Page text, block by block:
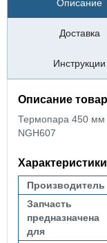
Описание
Доставка
Инструкции
Описание
Термопара 450 мм
NGH607
Характеристики
Производитель
Запчасть
предназначена
для